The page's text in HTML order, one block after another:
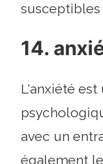
susceptibles
14.
L'anxiété
avec un
également